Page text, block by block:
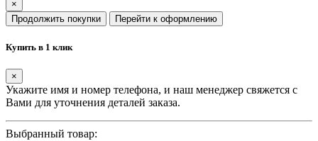
×
Продолжить покупки
Перейти к оформлению
Купить в 1 клик
×
Укажите имя и номер телефона, и наш менеджер свяжется с
Вами для уточнения деталей заказа.
Выбранный товар: